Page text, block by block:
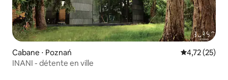
Cabane ⋅ Poznań Évaluation
4,72 (25)
INANI - détente en ville